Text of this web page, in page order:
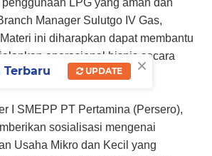
LPG yang aman dan
Manager Sulutgo IV Gas,
ini diharapkan dapat membantu
operasional bisnis secara
dan berkelanjutan.
I SMEPP PT Pertamina (Persero),
sosialisasi mengenai
Usaha Mikro dan Kecil yang
×
Terbaru UPDATE